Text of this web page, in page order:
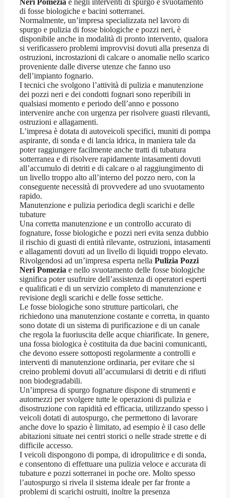
Neri Pomezia e negli interventi di spurgo e svuotamento
di fosse biologiche e bacini sotterranei.
Normalmente, un’impresa specializzata nel lavoro di
spurgo e pulizia di fosse biologiche e pozzi neri, è
disponibile anche in modalità di pronto intervento, qualora
si verificassero problemi improvvisi dovuti alla presenza di
ostruzioni, incrostazioni di calcare o anomalie nello scarico
proveniente dalle diverse utenze che fanno uso
dell’impianto fognario.
I tecnici che svolgono l’attività di pulizia e manutenzione
dei pozzi neri e dei condotti fognari sono reperibili in
qualsiasi momento e periodo dell’anno e possono
intervenire anche con urgenza per risolvere guasti rilevanti,
ostruzioni e allagamenti.
L’impresa è dotata di autoveicoli specifici, muniti di pompa
aspirante, di sonda e di lancia idrica, in maniera tale da
poter raggiungere facilmente anche tratti di tubatura
sotterranea e di risolvere rapidamente intasamenti dovuti
all’accumulo di detriti e di calcare o al raggiungimento di
un livello troppo alto all’interno del pozzo nero, con la
conseguente necessità di provvedere ad uno svuotamento
rapido.
Manutenzione e pulizia periodica degli scarichi e delle
tubature
Una corretta manutenzione e un controllo accurato di
fognature, fosse biologiche e pozzi neri evita senza dubbio
il rischio di guasti di entità rilevante, ostruzioni, intasamenti
e allagamenti dovuti ad un livello di liquidi troppo elevato.
Rivolgendosi ad un’impresa esperta nella Pulizia Pozzi
Neri Pomezia e nello svuotamento delle fosse biologiche
significa poter usufruire dell’assistenza di operatori esperti
e qualificati e di un servizio completo di manutenzione e
revisione degli scarichi e delle fosse settiche.
Le fosse biologiche sono strutture particolari, che
richiedono una manutenzione costante e corretta, in quanto
sono dotate di un sistema di purificazione e di un canale
che regola la fuoriuscita delle acque chiarificate. In genere,
una fossa biologica è costituita da due bacini comunicanti,
che devono essere sottoposti regolarmente a controlli e
interventi di manutenzione ordinaria, per evitare che si
creino problemi dovuti all’accumularsi di detriti e di rifiuti
non biodegradabili.
Un’impresa di spurgo fognature dispone di strumenti e
automezzi per svolgere tutte le operazioni di pulizia e
disostruzione con rapidità ed efficacia, utilizzando spesso i
veicoli dotati di autospurgo, che permettono di lavorare
anche dove lo spazio è limitato, ad esempio è il caso delle
abitazioni situate nei centri storici o nelle strade strette e di
difficile accesso.
I veicoli dispongono di pompa, di idropulitrice e di sonda,
e consentono di effettuare una pulizia veloce e accurata di
tubature e pozzi sotterranei in poche ore. Molto spesso
l’autospurgo si rivela il sistema ideale per far fronte a
problemi di scarichi ostruiti, inoltre la presenza